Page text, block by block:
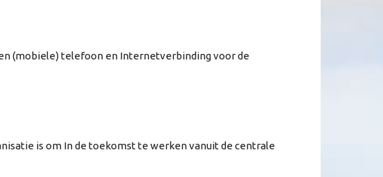
(mobiele) telefoon en Internetverbinding voor de
is om In de toekomst te werken vanuit de centrale